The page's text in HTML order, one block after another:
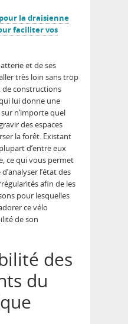
la draisienne
faciliter vos
et de ses
très loin sans trop
de constructions
lui donne une
n’importe quel
des espaces
la forêt. Existant
d’entre eux
ce qui vous permet
l’état des
afin de les
pour lesquelles
ce vélo
de son
des
du